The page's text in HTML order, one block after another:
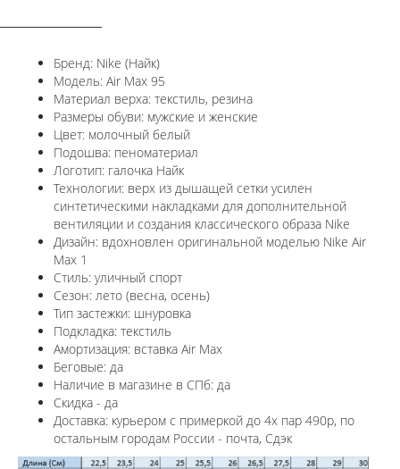
Бренд: Nike (Найк)
Модель: Air Max 95
Материал верха: текстиль, резина
Размеры обуви: мужские и женские
Цвет: молочный белый
Подошва: пеноматериал
Логотип: галочка Найк
Технологии: верх из дышащей сетки усилен
синтетическими накладками для дополнительной
вентиляции и создания классического образа Nike
Дизайн: вдохновлен оригинальной моделью Nike Air
Max 1
Стиль: уличный спорт
Сезон: лето (весна, осень)
Тип застежки: шнуровка
Подкладка: текстиль
Амортизация: вставка Air Max
Беговые: да
Наличие в магазине в СПб: да
Скидка - да
Доставка: курьером с примеркой до 4х пар 490р, по
остальным городам России - почта, Сдэк